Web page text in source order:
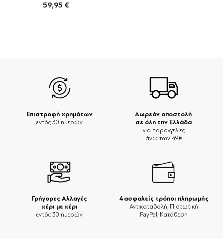
59,95 €
Δωρεάν αποστολή
σε όλη την Ελλάδα
για παραγγελίες
άνω των 49€
Επιστροφή χρημάτων
εντός 30 ημερών
Γρήγορες Αλλαγές
χέρι με χέρι
εντός 30 ημερών
4 ασφαλείς τρόποι πληρωμής
Αντικαταβολή, Πιστωτική
PayPal, Κατάθεση